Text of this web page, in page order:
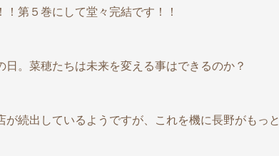
！第５巻にして堂々完結です！！
日。菜穂たちは未来を変える事はできるのか？
が続出しているようですが、これを機に長野がもっと